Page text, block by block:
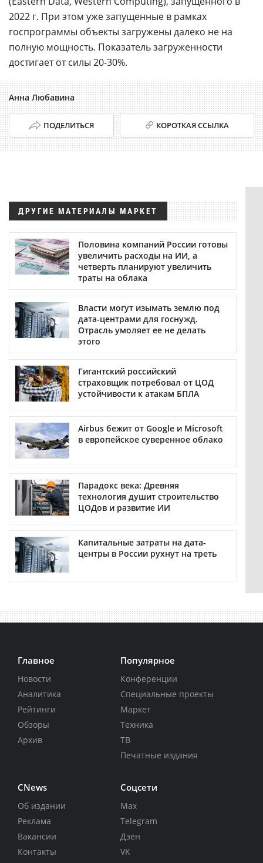
2022 г. При этом уже запущенные в рамках
госпрограммы объекты загружены далеко не на
полную мощность. Показатель загруженности
достигает от силы 20-30%.
Анна Любавина
ПОДЕЛИТЬСЯ КОРОТКАЯ ССЫЛКА
ДРУГИЕ МАТЕРИАЛЫ МАРКЕТ
Половина компаний России готовы
увеличить расходы на ИИ, а
четверть планируют увеличить
траты на облака
Власти могут изымать землю под
дата-центрами для госнужд.
Отрасль умоляет ее не делать
этого
Гигантский российский
страховщик потребовал от ЦОД
устойчивости к атакам БПЛА
Airbus бежит от Google и Microsoft
в европейское суверенное облако
Парадокс века: Древняя
технология душит строительство
ЦОДов и развитие ИИ
Капитальные затраты на дата-
центры в России рухнут на треть
Главное
Новости
Аналитика
Рейтинги
Обзоры
Архив
Популярное
Конференции
Специальные проекты
Маркет
Техника
ТВ
Печатные издания
CNews
Об издании
Реклама
Вакансии
Контакты
Соцсети
Max
Telegram
Дзен
VK